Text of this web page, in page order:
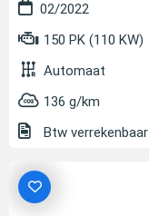
02/2022
150 PK (110 KW)
Automaat
136 g/km
Btw verrekenbaar